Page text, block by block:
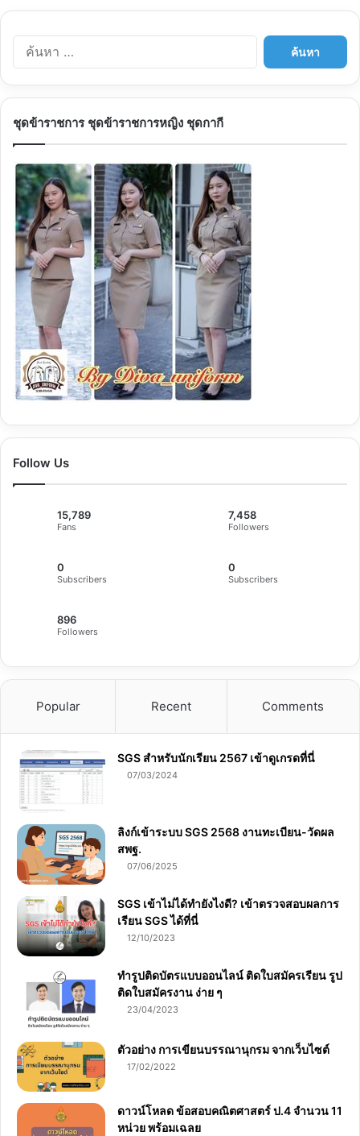
ค้นหา
สำหรับ:
ชุดข้าราชการ ชุดข้าราชการหญิง ชุดกากี
Follow Us
15,789
Fans
7,458
Followers
0
Subscribers
0
Subscribers
896
Followers
Popular Recent Comments
SGS สําหรับนักเรียน 2567 เข้าดูเกรดที่นี่
07/03/2024
ลิงก์เข้าระบบ SGS 2568 งานทะเบียน-วัดผล
สพฐ.
07/06/2025
SGS เข้าไม่ได้ทำยังไงดี? เข้าตรวจสอบผลการ
เรียน SGS ได้ที่นี่
12/10/2023
ทำรูปติดบัตรแบบออนไลน์ ติดใบสมัครเรียน รูป
ติดใบสมัครงาน ง่าย ๆ
23/04/2023
ตัวอย่าง การเขียนบรรณานุกรม จากเว็บไซต์
17/02/2022
ดาวน์โหลด ข้อสอบคณิตศาสตร์ ป.4 จำนวน 11
หน่วย พร้อมเฉลย